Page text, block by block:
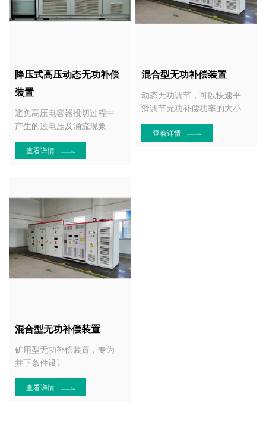
降压式高压动态无功补偿
装置
避免高压电容器投切过程中
产生的过电压及涌流现象
查看详情
混合型无功补偿装置
动态无功调节，可以快速平
滑调节无功补偿功率的大小
查看详情
混合型无功补偿装置
矿用型无功补偿装置，专为
井下条件设计
查看详情